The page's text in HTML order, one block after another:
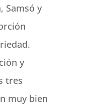
Samsó y
y
tres
muy bien